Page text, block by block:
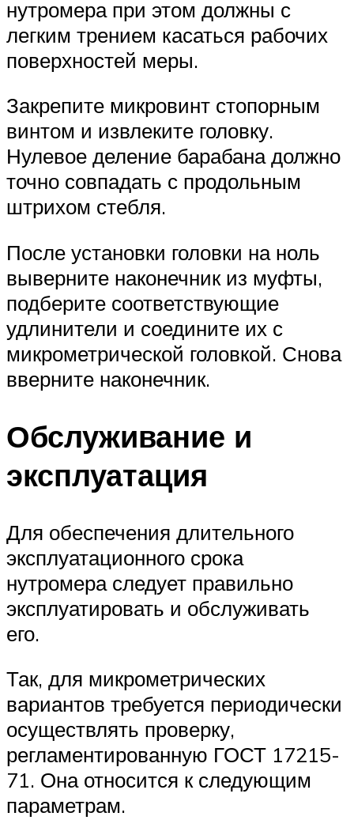
нутромера при этом должны с
легким трением касаться рабочих
поверхностей меры.
Закрепите микровинт стопорным
винтом и извлеките головку.
Нулевое деление барабана должно
точно совпадать с продольным
штрихом стебля.
После установки головки на ноль
выверните наконечник из муфты,
подберите соответствующие
удлинители и соедините их с
микрометрической головкой. Снова
вверните наконечник.
Обслуживание и
эксплуатация
Для обеспечения длительного
эксплуатационного срока
нутромера следует правильно
эксплуатировать и обслуживать
его.
Так, для микрометрических
вариантов требуется периодически
осуществлять проверку,
регламентированную ГОСТ 17215-
71. Она относится к следующим
параметрам.